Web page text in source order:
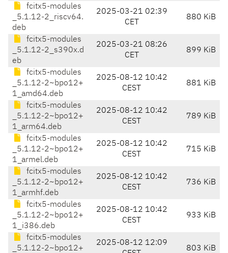
fcitx5-modules
_5.1.12-2_riscv64.
deb
2025-03-21 02:39
CET
880 KiB
fcitx5-modules
_5.1.12-2_s390x.d
eb
2025-03-21 08:26
CET
899 KiB
fcitx5-modules
_5.1.12-2~bpo12+
1_amd64.deb
2025-08-12 10:42
CEST
881 KiB
fcitx5-modules
_5.1.12-2~bpo12+
1_arm64.deb
2025-08-12 10:42
CEST
789 KiB
fcitx5-modules
_5.1.12-2~bpo12+
1_armel.deb
2025-08-12 10:42
CEST
715 KiB
fcitx5-modules
_5.1.12-2~bpo12+
1_armhf.deb
2025-08-12 10:42
CEST
736 KiB
fcitx5-modules
_5.1.12-2~bpo12+
1_i386.deb
2025-08-12 10:42
CEST
933 KiB
fcitx5-modules
_5.1.12-2~bpo12+
2025-08-12 12:09
803 KiB